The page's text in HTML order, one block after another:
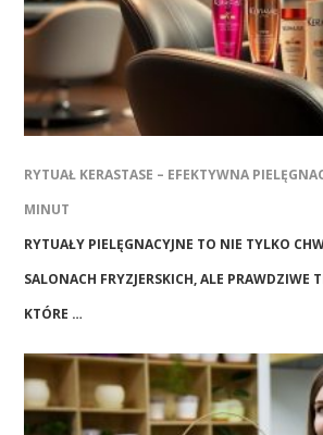
RYTUAŁ KERASTASE – EFEKTYWNA
MINUT
RYTUAŁY PIELĘGNACYJNE TO NIE TYLKO
SALONACH FRYZJERSKICH, ALE PRAWDZIWE
KTÓRE …